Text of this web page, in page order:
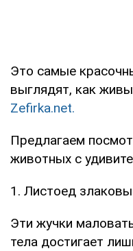
Это самые
выглядят, как
Zefirka.net.
Предлагаем
животных с
1. Листоед
Эти жучки
тела достигает